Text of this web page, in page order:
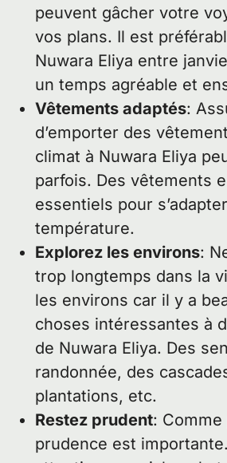
peuvent gâcher votre
vos plans. Il est
Nuwara Eliya entre
un temps agréable et
Vêtements adaptés:
d’emporter des
climat à Nuwara Eliya
parfois. Des vêtements
essentiels pour
température.
Explorez les environs:
trop longtemps dans la
les environs car il y a
choses intéressantes à
de Nuwara Eliya. Des
randonnée, des
plantations, etc.
Restez prudent:
prudence est